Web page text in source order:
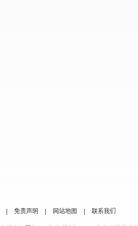
免责声明 网站地图 联系我们